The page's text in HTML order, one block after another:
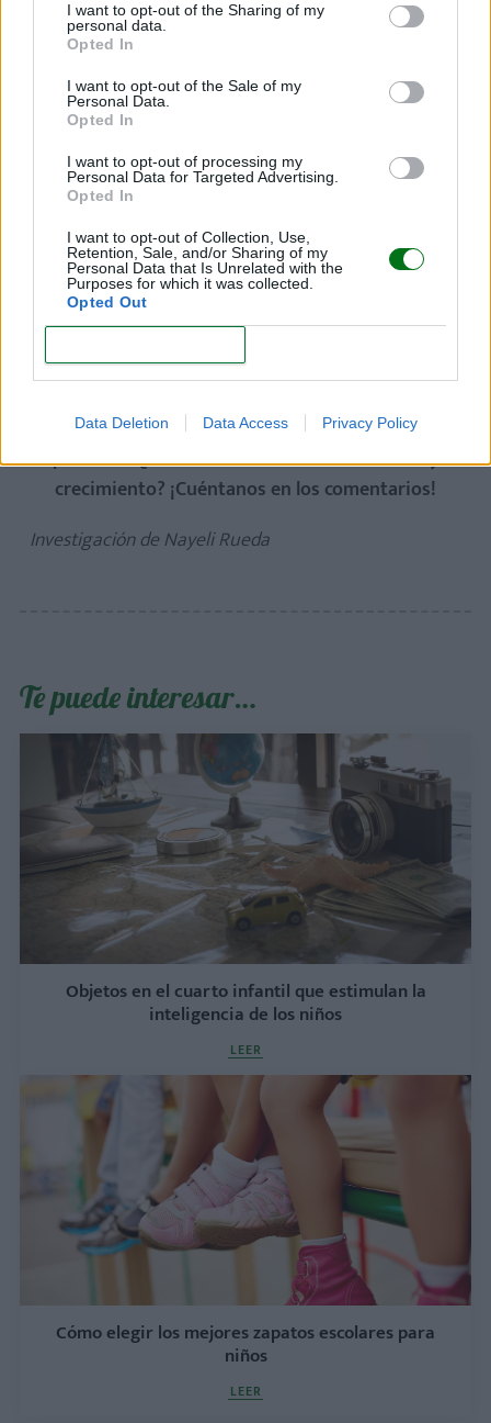
I want to opt-out of the Sharing of my
personal data.
Opted In
I want to opt-out of the Sale of my
Personal Data.
Opted In
I want to opt-out of processing my
Personal Data for Targeted Advertising.
Opted In
I want to opt-out of Collection, Use,
Retention, Sale, and/or Sharing of my
Personal Data that Is Unrelated with the
Purposes for which it was collected.
Opted Out
Data Deletion Data Access Privacy Policy
mientras esperan, como colorear su libro favorito.
...............
¿Llegaron los seis y tu peque ya empezó la
primaria? ¿Tienes dudas sobre su desarrollo y
crecimiento? ¡Cuéntanos en los comentarios!
Investigación de Nayeli Rueda
Te puede interesar…
Objetos en el cuarto infantil que estimulan la
inteligencia de los niños
LEER
Cómo elegir los mejores zapatos escolares para
niños
LEER